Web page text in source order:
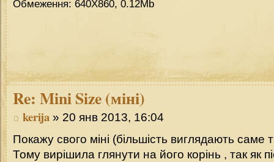
Обмеження: 640Х860, 0.12Mb
Re: Mini Size (міні)
kerija » 20 янв 2013, 16:04
Покажу свого міні (більшість виглядають саме
Тому вирішила глянути на його корінь , так як